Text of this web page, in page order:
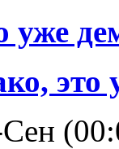
уже
это